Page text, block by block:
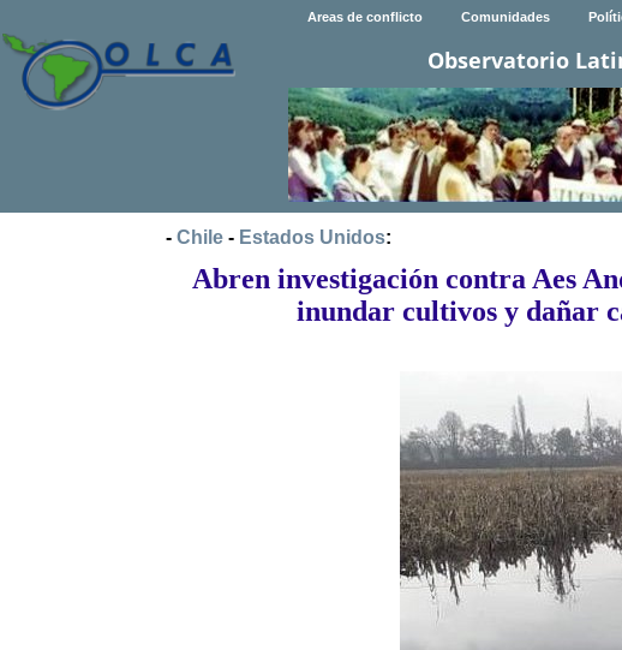
Areas de conflicto Comunidades
Observatorio
- Chile - Estados Unidos:
Abren investigación contra Aes
inundar cultivos y dañar